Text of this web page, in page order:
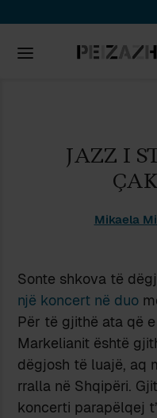
JAZZ I
Mikaela
Sonte shkova të
një koncert në duo
Për të gjithë ata që
Markelianit është
dëgjosh të luajë, aq
rralla në Shqipëri.
koncerti parapëlqej